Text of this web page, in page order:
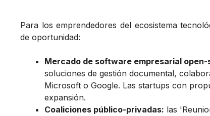
Para los emprendedores del ecosistema
de oportunidad:
Mercado de software empresarial open-
soluciones de gestión documental,
Microsoft o Google. Las startups con
expansión.
Coaliciones público-privadas: las